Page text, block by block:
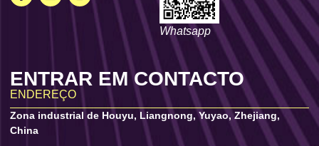
Whatsapp
ENTRAR EM CONTACTO
ENDEREÇO
Zona industrial de Houyu, Liangnong, Yuyao, Zhejiang,
China